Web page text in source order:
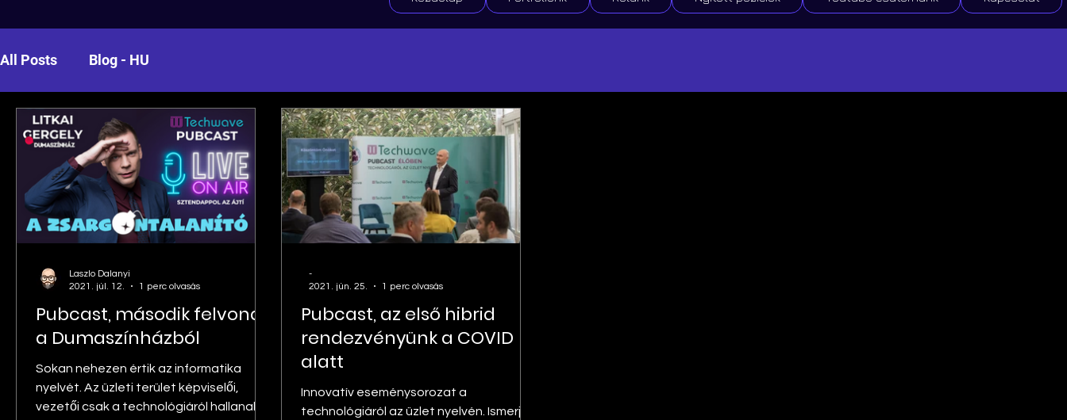
All Posts Blog - HU
Pubcast, második felvonás
a Dumaszínházból
Sokan nehezen értik az informatika
nyelvét. Az üzleti terület képviselői,
vezetői csak a technológiáról hallanak
Laszlo Dalanyi
2021. júl. 12.
1 perc olvasás
Pubcast, az első hibrid
rendezvényünk a COVID
alatt
Innovatív eseménysorozat a
technológiáról az üzlet nyelvén. Ismerje
-
2021. jún. 25.
1 perc olvasás